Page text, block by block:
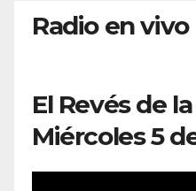
Radio en vivo
El Revés de
Miércoles 5